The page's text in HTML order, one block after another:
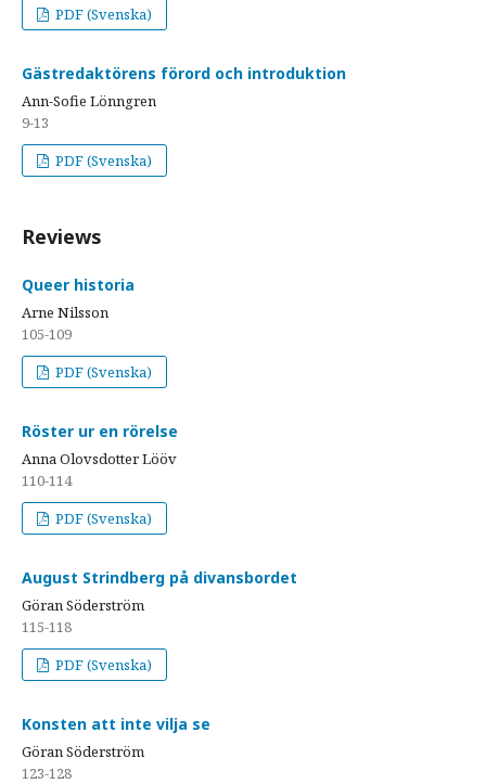
PDF (Svenska)
Gästredaktörens förord och introduktion
Ann-Sofie Lönngren
9-13
PDF (Svenska)
Reviews
Queer historia
Arne Nilsson
105-109
PDF (Svenska)
Röster ur en rörelse
Anna Olovsdotter Lööv
110-114
PDF (Svenska)
August Strindberg på divansbordet
Göran Söderström
115-118
PDF (Svenska)
Konsten att inte vilja se
Göran Söderström
123-128